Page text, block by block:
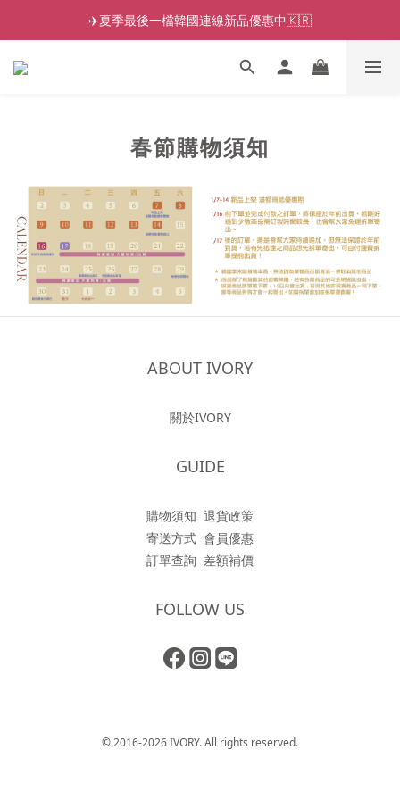
✈️夏季最後一檔韓國連線新品優惠中🇰🇷
春節購物須知
ABOUT IVORY
關於IVORY
GUIDE
購物須知 退貨政策
寄送方式 會員優惠
訂單查詢 差額補價
FOLLOW US
© 2016-2026 IVORY. All rights reserved.